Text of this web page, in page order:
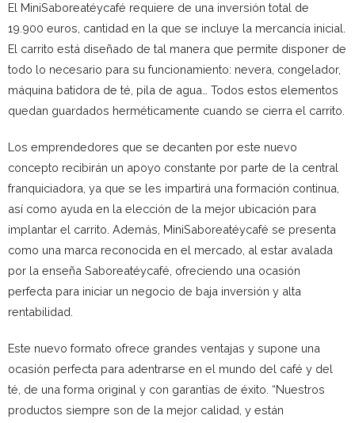
El MiniSaboreatéycafé requiere de una inversión total de
19.900 euros, cantidad en la que se incluye la mercancía inicial.
El carrito está diseñado de tal manera que permite disponer de
todo lo necesario para su funcionamiento: nevera, congelador,
máquina batidora de té, pila de agua… Todos estos elementos
quedan guardados herméticamente cuando se cierra el carrito.
Los emprendedores que se decanten por este nuevo
concepto recibirán un apoyo constante por parte de la central
franquiciadora, ya que se les impartirá una formación continua,
así como ayuda en la elección de la mejor ubicación para
implantar el carrito. Además, MiniSaboreatéycafé se presenta
como una marca reconocida en el mercado, al estar avalada
por la enseña Saboreatéycafé, ofreciendo una ocasión
perfecta para iniciar un negocio de baja inversión y alta
rentabilidad.
Este nuevo formato ofrece grandes ventajas y supone una
ocasión perfecta para adentrarse en el mundo del café y del
té, de una forma original y con garantías de éxito. “Nuestros
productos siempre son de la mejor calidad, y están